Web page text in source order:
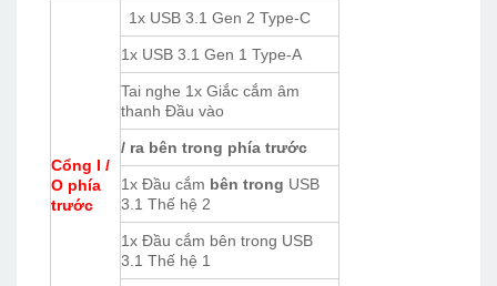
Cổng I /
O phía
trước
1x USB 3.1 Gen 2 Type-C
1x USB 3.1 Gen 1 Type-A
Tai nghe 1x Giắc cắm âm
thanh Đầu vào
/ ra bên trong phía trước
1x Đầu cắm bên trong USB
3.1 Thế hệ 2
1x Đầu cắm bên trong USB
3.1 Thế hệ 1